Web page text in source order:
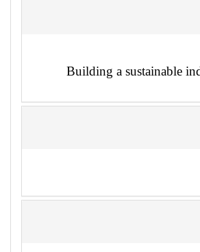
Building a sustainable